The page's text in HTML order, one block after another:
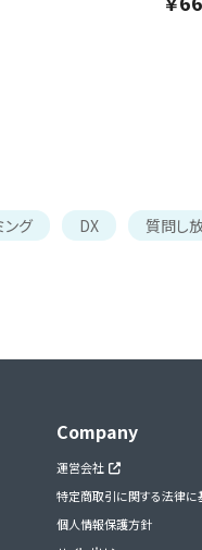
ング DX 質問し
Company
運営会社
特定商取引に関する法律に
個人情報保護方針